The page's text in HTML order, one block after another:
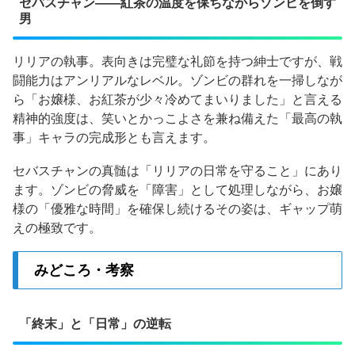
セバスチャン——紅茶の温度を保ちながらゾンビを倒す
男
リリアの執事。表向きは完璧な礼節を持つ紳士ですが、戦
闘能力はアンリアルなレベル。ゾンビの群れを一掃しなが
ら「お嬢様、お紅茶が少々冷めてまいりました」と言える
精神的強度は、笑いとかっこよさを兼ね備えた「最高の執
事」キャラの完成形とも言えます。
セバスチャンの真髄は「リリアの日常を守ること」にあり
ます。ゾンビの脅威を「障害」として処理しながら、お嬢
様の「優雅な時間」を確保し続けるその姿は、ギャップ萌
えの極致です。
みどころ・考察
「終末」と「日常」の逆転